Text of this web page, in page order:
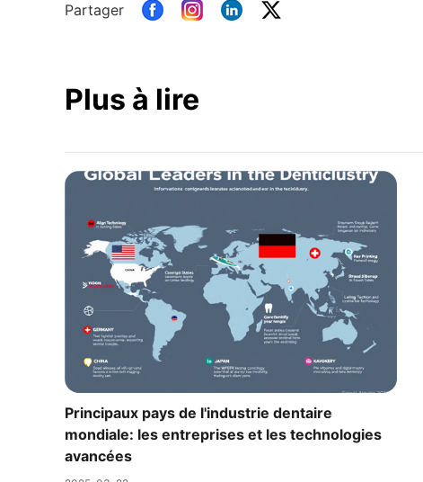
Partager
Plus à lire
Principaux pays de l'industrie dentaire
mondiale: les entreprises et les technologies
avancées